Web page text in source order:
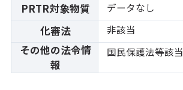
PRTR対象物質 データなし
化審法 非該当
その他の法令情
報
国民保護法等該当